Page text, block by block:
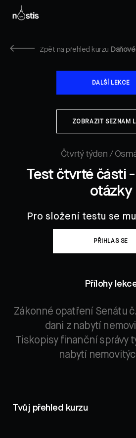
Zpět na přehled kurzu
DALŠÍ LEKCE
ZOBRAZIT SEZNAM
Čtvrtý týden /
Test čtvrté části
otázky
Pro složení testu se
PŘIHLAS SE
Přílohy
Zákonné opatření Senátu
dani z nabytí
Tiskopisy finanční správy
nabytí
Tvůj přehled kurzu